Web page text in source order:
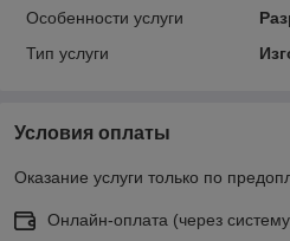
Особенности услуги
Тип услуги
Условия оплаты
Оказание услуги только по
Онлайн-оплата (через